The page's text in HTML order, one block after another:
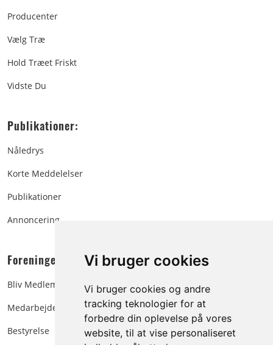
Vi bruger cookies
Vi bruger cookies og andre
tracking teknologier for at
forbedre din oplevelse på vores
website, til at vise personaliseret
Producenter
Vælg Træ
Hold Træet Friskt
Vidste Du
Publikationer:
Nåledrys
Korte Meddelelser
Publikationer
Annoncering
Foreningen:
Bliv Medlem
Medarbejdere
Bestyrelse